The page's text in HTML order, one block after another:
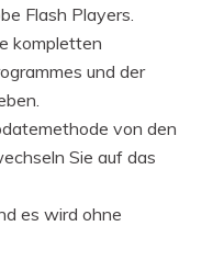
Flash Players.
kompletten
und der
von den
Sie auf das
es wird ohne